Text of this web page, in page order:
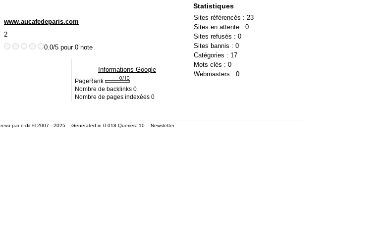
Statistiques
Sites référencés : 23
Sites en attente : 0
Sites refusés : 0
Sites bannis : 0
Catégories : 17
Mots clés : 0
Webmasters : 0
www.aucafedeparis.com
2
0.0/5 pour 0 note
Informations Google
PageRank
Nombre de backlinks 0
Nombre de pages indexées 0
revu pare-dir© 2007 - 2025 Generated in 0.018 Queries: 10 Newsletter